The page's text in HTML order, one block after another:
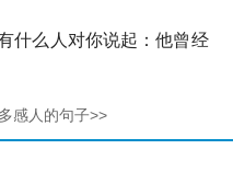
什么人对你说起：他曾经
感人的句子>>